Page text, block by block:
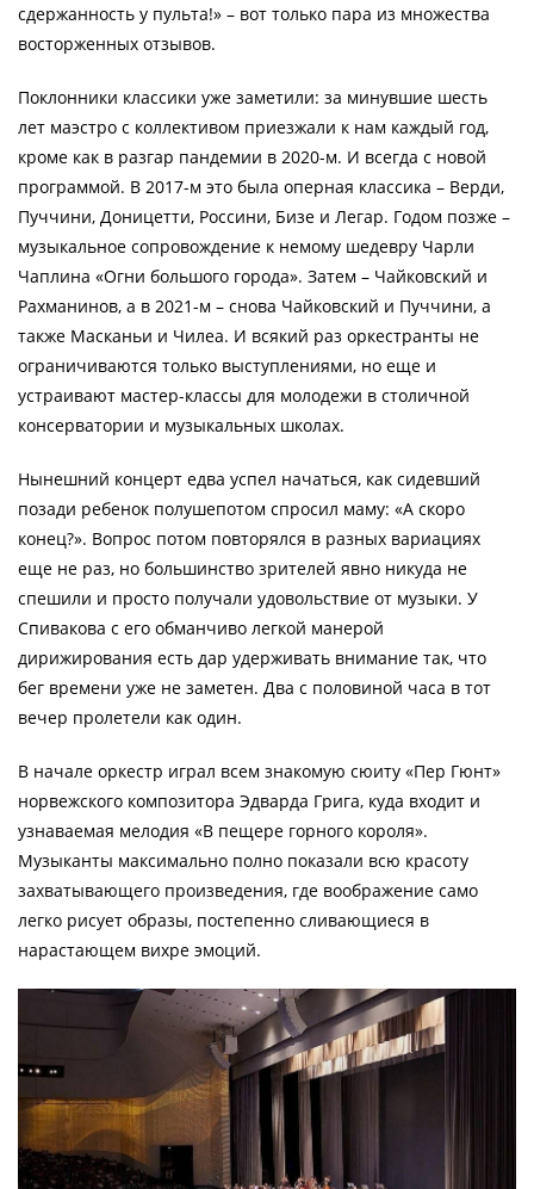
сдержанность у пульта!» – вот только пара из множества
восторженных отзывов.
Поклонники классики уже заметили: за минувшие шесть
лет маэстро с коллективом приезжали к нам каждый год,
кроме как в разгар пандемии в 2020-м. И всегда с новой
программой. В 2017-м это была оперная классика – Верди,
Пуччини, Доницетти, Россини, Бизе и Легар. Годом позже –
музыкальное сопровождение к немому шедевру Чарли
Чаплина «Огни большого города». Затем – Чайковский и
Рахманинов, а в 2021-м – снова Чайковский и Пуччини, а
также Масканьи и Чилеа. И всякий раз оркестранты не
ограничиваются только выступлениями, но еще и
устраивают мастер-классы для молодежи в столичной
консерватории и музыкальных школах.
Нынешний концерт едва успел начаться, как сидевший
позади ребенок полушепотом спросил маму: «А скоро
конец?». Вопрос потом повторялся в разных вариациях
еще не раз, но большинство зрителей явно никуда не
спешили и просто получали удовольствие от музыки. У
Спивакова с его обманчиво легкой манерой
дирижирования есть дар удерживать внимание так, что
бег времени уже не заметен. Два с половиной часа в тот
вечер пролетели как один.
В начале оркестр играл всем знакомую сюиту «Пер Гюнт»
норвежского композитора Эдварда Грига, куда входит и
узнаваемая мелодия «В пещере горного короля».
Музыканты максимально полно показали всю красоту
захватывающего произведения, где воображение само
легко рисует образы, постепенно сливающиеся в
нарастающем вихре эмоций.